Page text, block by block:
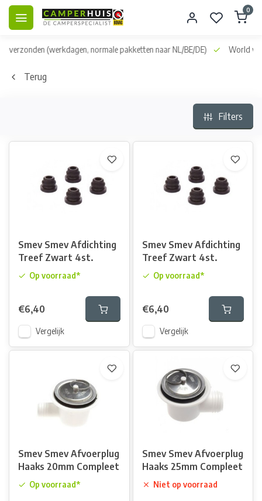
0
verzonden (werkdagen, normale pakketten naar NL/BE/DE) World
Terug
Filters
Smev Smev Afdichting
Treef Zwart 4st.
Op voorraad*
€6,40
Vergelijk
Smev Smev Afdichting
Treef Zwart 4st.
Op voorraad*
€6,40
Vergelijk
Smev Smev Afvoerplug
Haaks 20mm Compleet
Op voorraad*
Smev Smev Afvoerplug
Haaks 25mm Compleet
Niet op voorraad